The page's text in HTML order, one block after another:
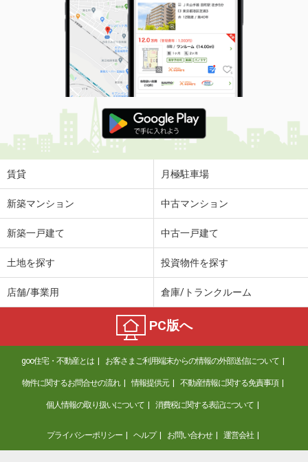
賃貸 月極駐車場
新築マンション 中古マンション
新築一戸建て 中古一戸建て
土地を探す 投資物件を探す
店舗/事業用 倉庫/トランクルーム
PC版へ
goo住宅・不動産とは お客さまご利用端末からの情報の外部送信について
物件に関するお問合せの流れ 情報提供元 不動産情報に関する免責事項
個人情報の取り扱いについて 消費税に関する表記について
プライバシーポリシー ヘルプ お問い合わせ 運営会社